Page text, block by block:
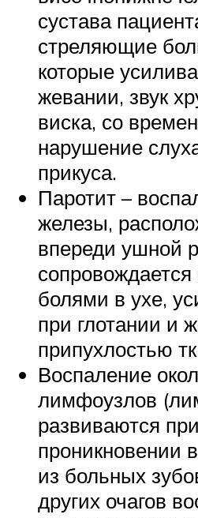
сустава
стреляющие
которые
жевании, звук
виска, со
нарушение
прикуса.
Паротит –
железы,
впереди ушной
болями в ухе,
при глотании и
припухлостью
Воспаление
лимфоузлов
развиваются при
проникновении
из больных
других очагов